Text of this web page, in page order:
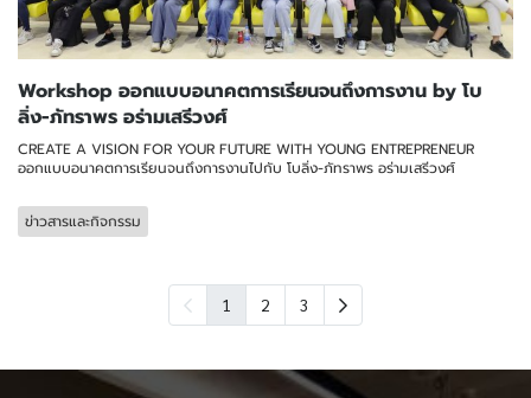
Workshop ออกแบบอนาคตการเรียนจนถึงการงาน by โบ
ลิ่ง-ภัทราพร อร่ามเสรีวงศ์
CREATE A VISION FOR YOUR FUTURE WITH YOUNG ENTREPRENEUR
ออกแบบอนาคตการเรียนจนถึงการงานไปกับ โบลิ่ง-ภัทราพร อร่ามเสรีวงศ์
ข่าวสารและกิจกรรม
1 2 3